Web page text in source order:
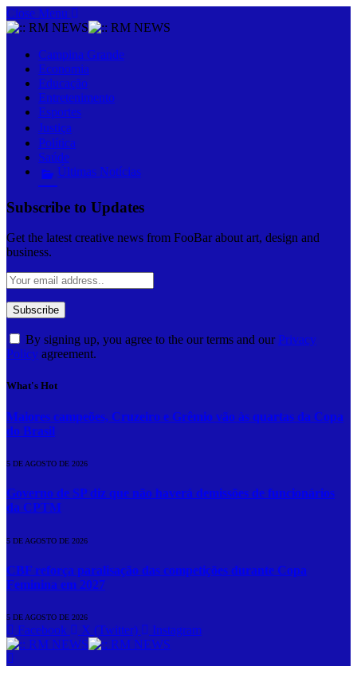
Close Menu
Campina Grande
Economia
Educação
Entretenimento
Esportes
Justiça
Política
Saúde
Últimas Notícias
Subscribe to Updates
Get the latest creative news from FooBar about art, design and
business.
By signing up, you agree to the our terms and our Privacy
Policy agreement.
What's Hot
Maiores campeões, Cruzeiro e Grêmio vão às quartas da Copa
do Brasil
5 DE AGOSTO DE 2026
Governo de SP diz que não haverá demissões de funcionários
da CPTM
5 DE AGOSTO DE 2026
CBF reforça paralisação das competições durante Copa
Feminina em 2027
5 DE AGOSTO DE 2026
Facebook X (Twitter) Instagram